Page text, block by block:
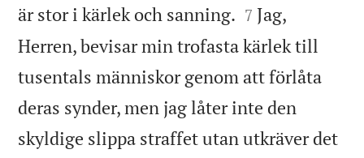
är stor i kärlek och sanning. 

7 Jag,
Herren, bevisar min trofasta kärlek till
tusentals människor genom att förlåta
deras synder, men jag låter inte den
skyldige slippa straffet utan utkräver det